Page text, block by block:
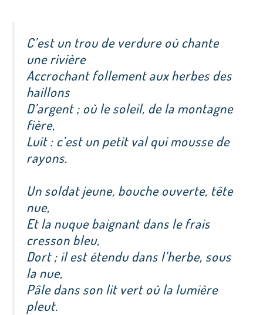
C’est un trou de verdure où chante
une rivière
Accrochant follement aux herbes des
haillons
D’argent ; où le soleil, de la montagne
fière,
Luit : c’est un petit val qui mousse de
rayons.
Un soldat jeune, bouche ouverte, tête
nue,
Et la nuque baignant dans le frais
cresson bleu,
Dort ; il est étendu dans l’herbe, sous
la nue,
Pâle dans son lit vert où la lumière
pleut.